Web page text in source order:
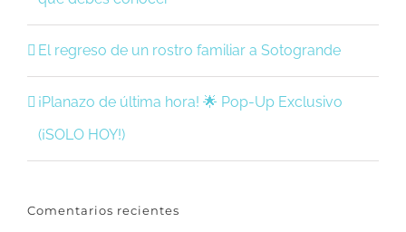
El regreso de un rostro familiar a Sotogrande
¡Planazo de última hora! 🌟 Pop-Up Exclusivo
(¡SOLO HOY!)
Comentarios recientes